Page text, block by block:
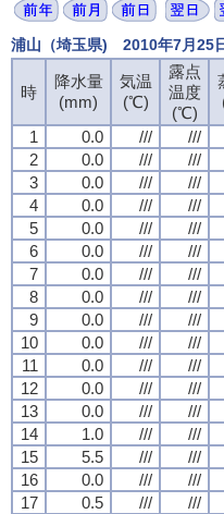
浦山（埼玉県) 2010年7月25
時
降水量
(mm)
気温
(℃)
露点
温度
(℃)
1
0.0 /// ///
2
0.0 /// ///
3
0.0 /// ///
4
0.0 /// ///
5
0.0 /// ///
6
0.0 /// ///
7
0.0 /// ///
8
0.0 /// ///
9
0.0 /// ///
10
0.0 /// ///
11
0.0 /// ///
12
0.0 /// ///
13
0.0 /// ///
14
1.0 /// ///
15
5.5 /// ///
16
0.0 /// ///
17
0.5 /// ///